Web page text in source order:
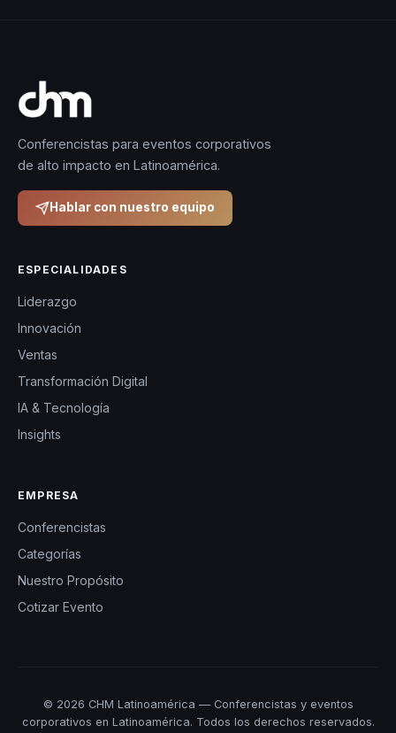
Conferencistas para eventos corporativos
de alto impacto en Latinoamérica.
Hablar con nuestro equipo
ESPECIALIDADES
Liderazgo
Innovación
Ventas
Transformación Digital
IA & Tecnología
Insights
EMPRESA
Conferencistas
Categorías
Nuestro Propósito
Cotizar Evento
© 2026 CHM Latinoamérica — Conferencistas y eventos
corporativos en Latinoamérica. Todos los derechos reservados.